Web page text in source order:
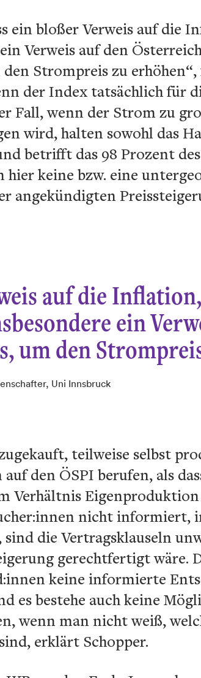
ein bloßer Verweis auf die
Verweis auf den
Strompreis zu
der Index tatsächlich für
Fall, wenn der Strom zu
wird, halten sowohl das
betrifft das 98 Prozent
hier keine bzw. eine
angekündigten
auf die
ein
um den
Uni Innsbruck
teilweise selbst
den ÖSPI berufen, als
Verhältnis
nicht informiert,
die Vertragsklauseln
gerechtfertigt wäre.
keine informierte
es bestehe auch keine
wenn man nicht weiß,
erklärt Schopper.